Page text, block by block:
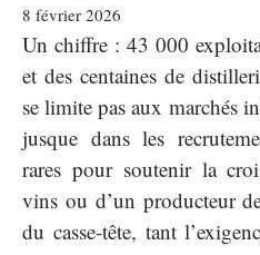
8 février 2026
Un chiffre : 43 000
et des centaines de
se limite pas aux marchés
jusque dans les
rares pour soutenir la
vins ou d’un producteur
du casse-tête, tant